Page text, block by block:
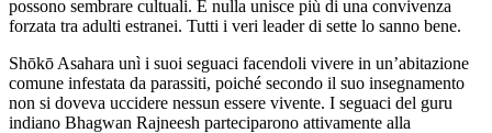
possono sembrare cultuali. E nulla unisce più di una convivenza
forzata tra adulti estranei. Tutti i veri leader di sette lo sanno bene.
Shōkō Asahara unì i suoi seguaci facendoli vivere in un’abitazione
comune infestata da parassiti, poiché secondo il suo insegnamento
non si doveva uccidere nessun essere vivente. I seguaci del guru
indiano Bhagwan Rajneesh parteciparono attivamente alla